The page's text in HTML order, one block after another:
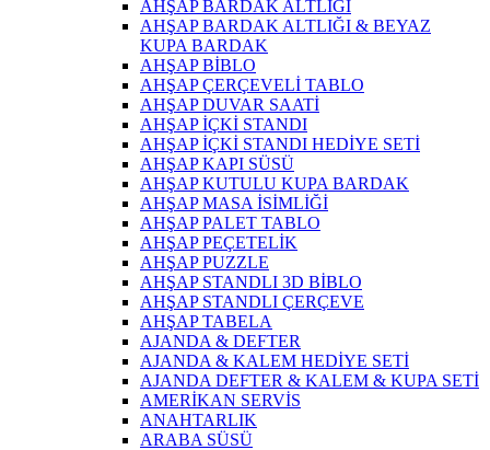
AHŞAP BARDAK ALTLIĞI
AHŞAP BARDAK ALTLIĞI & BEYAZ
KUPA BARDAK
AHŞAP BİBLO
AHŞAP ÇERÇEVELİ TABLO
AHŞAP DUVAR SAATİ
AHŞAP İÇKİ STANDI
AHŞAP İÇKİ STANDI HEDİYE SETİ
AHŞAP KAPI SÜSÜ
AHŞAP KUTULU KUPA BARDAK
AHŞAP MASA İSİMLİĞİ
AHŞAP PALET TABLO
AHŞAP PEÇETELİK
AHŞAP PUZZLE
AHŞAP STANDLI 3D BİBLO
AHŞAP STANDLI ÇERÇEVE
AHŞAP TABELA
AJANDA & DEFTER
AJANDA & KALEM HEDİYE SETİ
AJANDA DEFTER & KALEM & KUPA SETİ
AMERİKAN SERVİS
ANAHTARLIK
ARABA SÜSÜ